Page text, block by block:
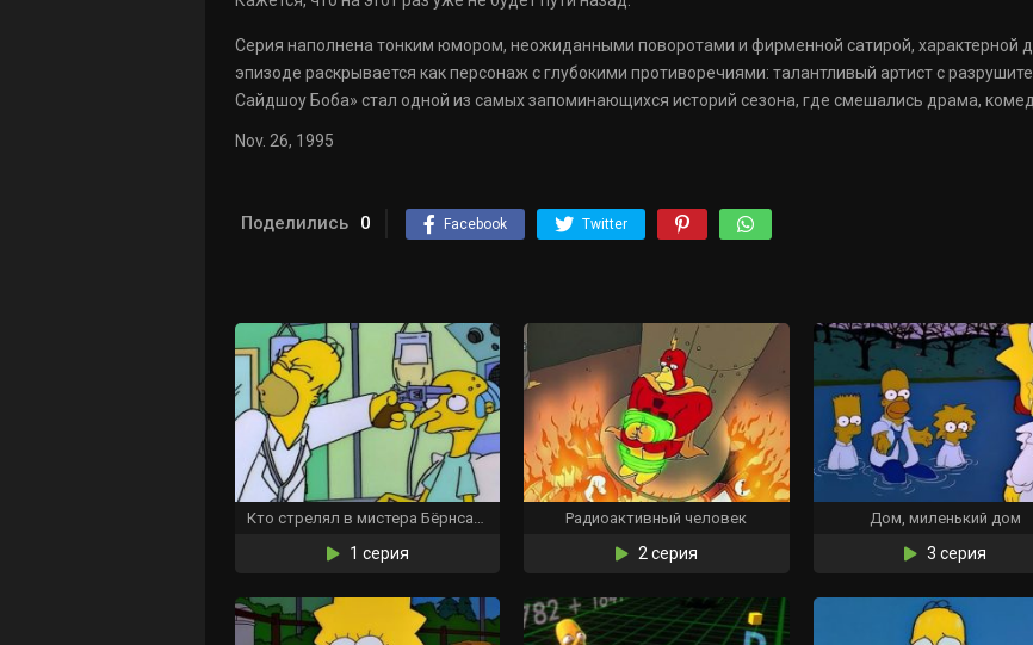
Серия наполнена тонким юмором, неожиданными поворотами и фирменной сатирой, характерной
эпизоде раскрывается как персонаж с глубокими противоречиями: талантливый артист с
Сайдшоу Боба» стал одной из самых запоминающихся историй сезона, где смешались драма,
Nov. 26, 1995
Поделились 0 Facebook Twitter
1 серия
Радиоактивный человек
2 серия
Дом, миленький дом
3 серия